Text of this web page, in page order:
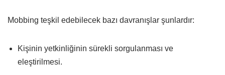
Mobbing teşkil edebilecek bazı davranışlar şunlardır:
Kişinin yetkinliğinin sürekli sorgulanması ve
eleştirilmesi.